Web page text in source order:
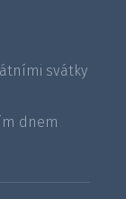
svátky
dnem